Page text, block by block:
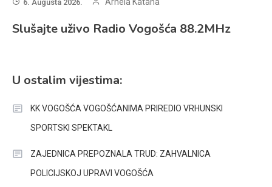
6. Augusta 2026.
Slušajte uživo Radio Vogošća 88.2MHz
U ostalim vijestima:
KK VOGOŠĆA VOGOŠĆANIMA PRIREDIO VRHUNSKI
SPORTSKI SPEKTAKL
ZAJEDNICA PREPOZNALA TRUD: ZAHVALNICA
POLICIJSKOJ UPRAVI VOGOŠĆA